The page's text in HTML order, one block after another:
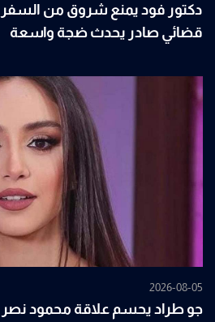
دكتور فود يمنع شروق من السفر
قضائي صادر يحدث ضجة واسعة
2026-08-05
جو طراد يحسم علاقة محمود نصر